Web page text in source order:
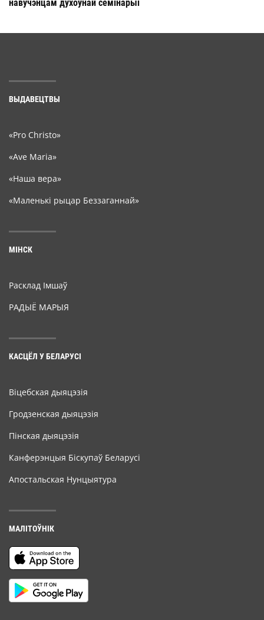
навучэнцам духоўнай семінарыі
ВЫДАВЕЦТВЫ
«Pro Christo»
«Ave Maria»
«Наша вера»
«Маленькі рыцар Беззаганнай»
МІНСК
Расклад Імшаў
РАДЫЁ МАРЫЯ
КАСЦЁЛ У БЕЛАРУСІ
Віцебская дыяцэзія
Гродзенская дыяцэзія
Пінская дыяцэзія
Канферэнцыя Біскупаў Беларусі
Апостальская Нунцыятура
МАЛІТОЎНІК